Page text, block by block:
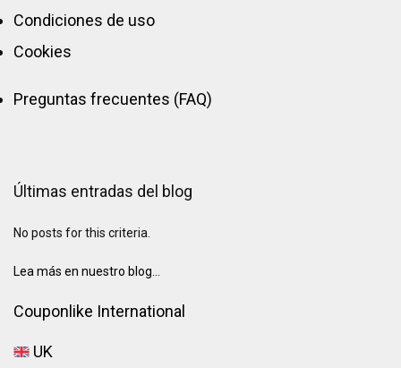
Condiciones de uso
Cookies
Preguntas frecuentes (FAQ)
Últimas entradas del blog
No posts for this criteria.
Lea más en nuestro blog...
Couponlike International
UK